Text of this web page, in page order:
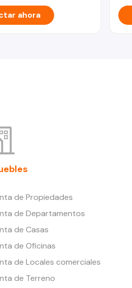
ahora
de Propiedades
de Departamentos
de Casas
de Oficinas
de Locales comerciales
de Terreno